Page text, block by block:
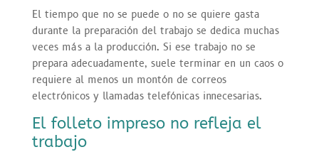
El tiempo que no se puede o no se quiere gasta
durante la preparación del trabajo se dedica muchas
veces más a la producción. Si ese trabajo no se
prepara adecuadamente, suele terminar en un caos o
requiere al menos un montón de correos
electrónicos y llamadas telefónicas innecesarias.
El folleto impreso no refleja el
trabajo